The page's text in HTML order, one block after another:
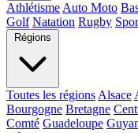
Athlétisme Auto Moto
Golf Natation Rugby
Régions
Toutes les régions Alsace
Bourgogne Bretagne
Comté Guadeloupe